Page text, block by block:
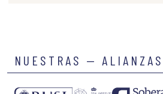
NUESTRAS — ALIANZAS